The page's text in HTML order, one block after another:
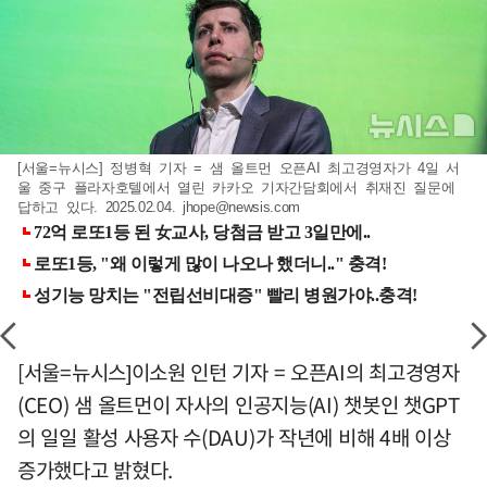
[서울=뉴시스] 정병혁 기자 = 샘 올트먼 오픈AI 최고경영자가 4일 서
울 중구 플라자호텔에서 열린 카카오 기자간담회에서 취재진 질문에
답하고 있다. 2025.02.04. jhope@newsis.com
[서울=뉴시스]이소원 인턴 기자 = 오픈AI의 최고경영자
(CEO) 샘 올트먼이 자사의 인공지능(AI) 챗봇인 챗GPT
의 일일 활성 사용자 수(DAU)가 작년에 비해 4배 이상
증가했다고 밝혔다.